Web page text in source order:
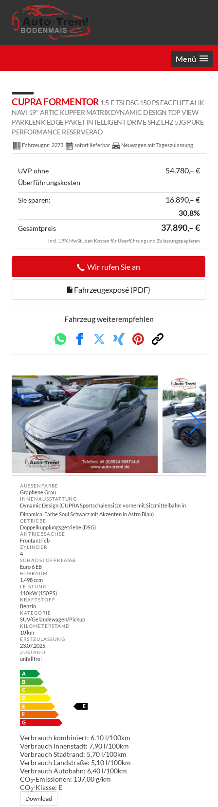
Menü
CUPRA FORMENTOR 1.5 E-TSI DSG 150 PS FACELIFT AHK
NAVI 19" ARTIC KUPFER MATRIX DYNAMIC DESIGN TOP VIEW
PARKLENK EDGE PAKET INTELLIGENT DRIVE SHZ LHZ 5JG PURE
PERFORMANCE RESERVERAD
Fahrzeugnr.: 2273 sofort lieferbar Neuwagen mit Tageszulassung
UVP ohne
Überführungskosten
54.780,– €
Sie sparen:
16.890,– €
30,8%
Gesamtpreis 37.890,– €
incl. 19% MwSt., den Kosten für Überführung und Zulassungspapieren
Wir rufen Sie an
Fahrzeugexposé (PDF)
Fahrzeug weiterempfehlen
WhatsappFacebookTwitterXing PinterestLink
AUSSENFARBE
Graphene Grau
INNENAUSSTATTUNG
Dynamic Design (CUPRA Sportschalensitze vorne mit Sitzmittelbahn in
Dinamica, Farbe Soul Schwarz mit Akzenten in Astro Blau)
GETRIEBE
Doppelkupplungsgetriebe (DSG)
ANTRIEBSACHSE
Frontantrieb
ZYLINDER
4
SCHADSTOFFKLASSE
Euro 6 EB
HUBRAUM
1.498 ccm
LEISTUNG
110 kW (150 PS)
KRAFTSTOFF
Benzin
KATEGORIE
SUV/Geländewagen/Pickup
KILOMETERSTAND
10 km
ERSTZULASSUNG
23.07.2025
ZUSTAND
unfallfrei
Verbrauch kombiniert: 6,10 l/100km
Verbrauch Innenstadt: 7,90 l/100km
Verbrauch Stadtrand: 5,70 l/100km
Verbrauch Landstraße: 5,10 l/100km
Verbrauch Autobahn: 6,40 l/100km
CO2-Emissionen: 137,00 g/km
CO2-Klasse: E
Download